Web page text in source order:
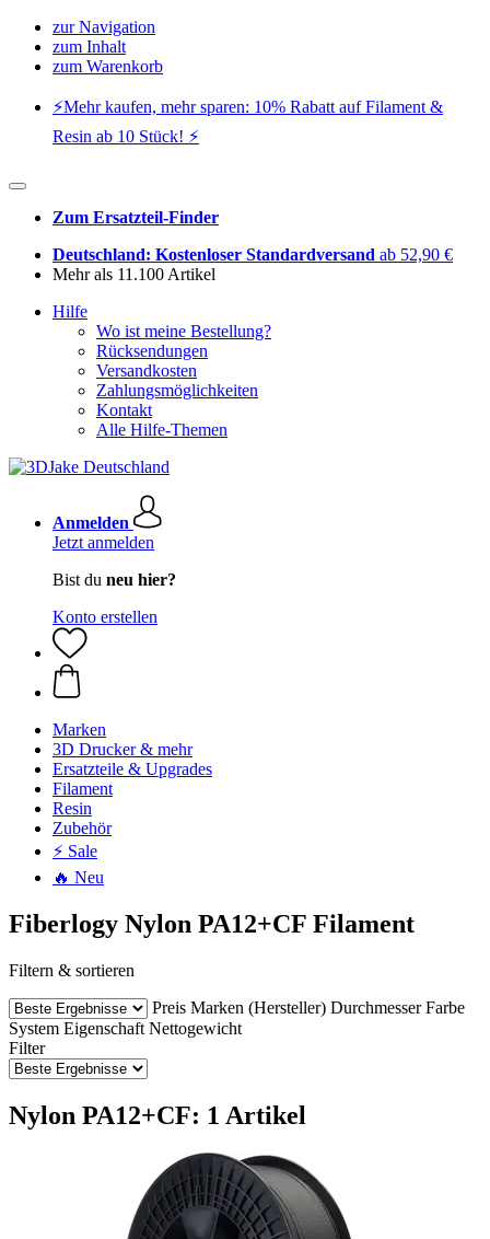
zur Navigation
zum Inhalt
zum Warenkorb
⚡️Mehr kaufen, mehr sparen: 10% Rabatt auf Filament &
Resin ab 10 Stück! ⚡️
Zum Ersatzteil-Finder
Deutschland: Kostenloser Standardversand ab 52,90 €
Mehr als 11.100 Artikel
Hilfe
Wo ist meine Bestellung?
Rücksendungen
Versandkosten
Zahlungsmöglichkeiten
Kontakt
Alle Hilfe-Themen
Anmelden
Jetzt anmelden
Bist du neu hier?
Konto erstellen
Marken
3D Drucker & mehr
Ersatzteile & Upgrades
Filament
Resin
Zubehör
⚡ Sale
🔥 Neu
Fiberlogy Nylon PA12+CF Filament
Filtern & sortieren
Preis Marken (Hersteller) Durchmesser Farbe
System Eigenschaft Nettogewicht
Filter
Nylon PA12+CF: 1 Artikel